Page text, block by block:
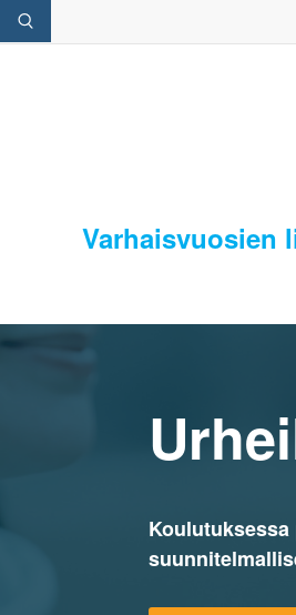
Varhaisvuosien